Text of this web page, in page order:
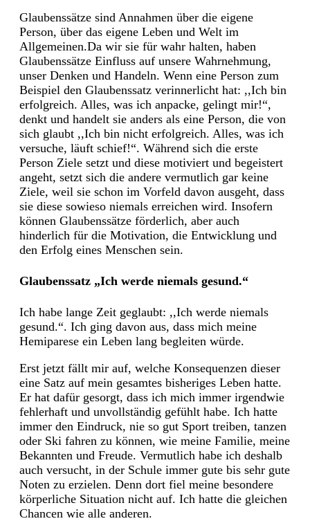
Glaubenssätze sind Annahmen über die eigene
Person, über das eigene Leben und Welt im
Allgemeinen.Da wir sie für wahr halten, haben
Glaubenssätze Einfluss auf unsere Wahrnehmung,
unser Denken und Handeln. Wenn eine Person zum
Beispiel den Glaubenssatz verinnerlicht hat: ,,Ich bin
erfolgreich. Alles, was ich anpacke, gelingt mir!“,
denkt und handelt sie anders als eine Person, die von
sich glaubt ,,Ich bin nicht erfolgreich. Alles, was ich
versuche, läuft schief!“. Während sich die erste
Person Ziele setzt und diese motiviert und begeistert
angeht, setzt sich die andere vermutlich gar keine
Ziele, weil sie schon im Vorfeld davon ausgeht, dass
sie diese sowieso niemals erreichen wird. Insofern
können Glaubenssätze förderlich, aber auch
hinderlich für die Motivation, die Entwicklung und
den Erfolg eines Menschen sein.
Glaubenssatz „Ich werde niemals gesund.“
Ich habe lange Zeit geglaubt: ,,Ich werde niemals
gesund.“. Ich ging davon aus, dass mich meine
Hemiparese ein Leben lang begleiten würde.
Erst jetzt fällt mir auf, welche Konsequenzen dieser
eine Satz auf mein gesamtes bisheriges Leben hatte.
Er hat dafür gesorgt, dass ich mich immer irgendwie
fehlerhaft und unvollständig gefühlt habe. Ich hatte
immer den Eindruck, nie so gut Sport treiben, tanzen
oder Ski fahren zu können, wie meine Familie, meine
Bekannten und Freude. Vermutlich habe ich deshalb
auch versucht, in der Schule immer gute bis sehr gute
Noten zu erzielen. Denn dort fiel meine besondere
körperliche Situation nicht auf. Ich hatte die gleichen
Chancen wie alle anderen.